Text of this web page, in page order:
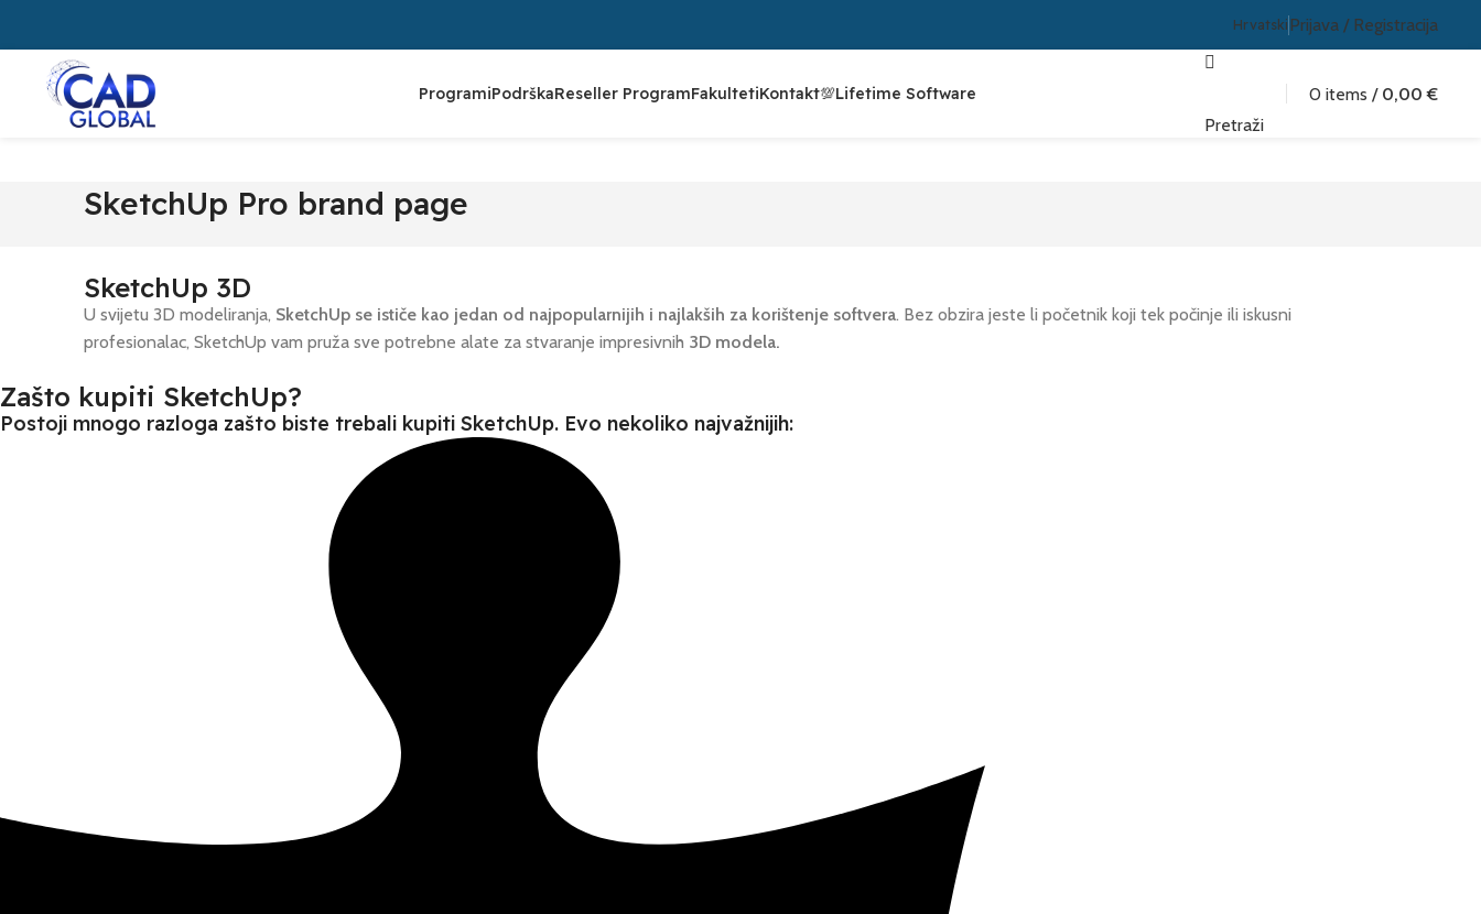
Hrvatski Prijava / Registracija
ProgramiPodrškaReseller ProgramFakultetiKontakt💯Lifetime Software
Pretraži
0items / 0,00€
SketchUp Pro brand page
SketchUp 3D
U svijetu 3D modeliranja, SketchUp se ističe kao jedan od najpopularnijih i najlakših za korištenje softvera. Bez obzira jeste li početnik koji tek počinje ili iskusni
profesionalac, SketchUp vam pruža sve potrebne alate za stvaranje impresivnih 3D modela.
Zašto kupiti SketchUp?
Postoji mnogo razloga zašto biste trebali kupiti SketchUp. Evo nekoliko najvažnijih: